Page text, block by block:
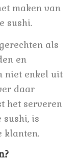
maken van
sushi.
als
en
niet enkel uit
daar
het serveren
sushi, is
klanten.